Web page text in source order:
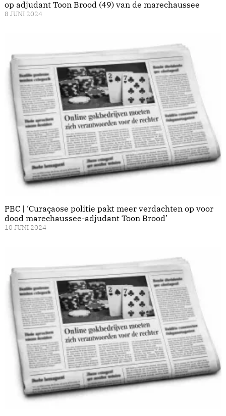
op adjudant Toon Brood (49) van de marechaus­see
8 JUNI 2024
PBC | ‘Curaçaose politie pakt meer verdachten op voor
dood marechaussee-adjudant Toon Brood’
10 JUNI 2024